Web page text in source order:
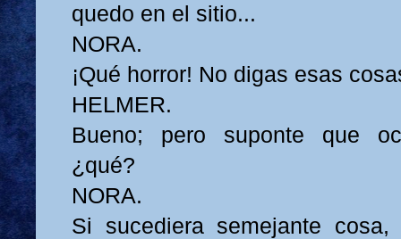
quedo en el sitio...
NORA.
¡Qué horror! No digas esas
HELMER.
Bueno; pero suponte que
¿qué?
NORA.
Si sucediera semejante